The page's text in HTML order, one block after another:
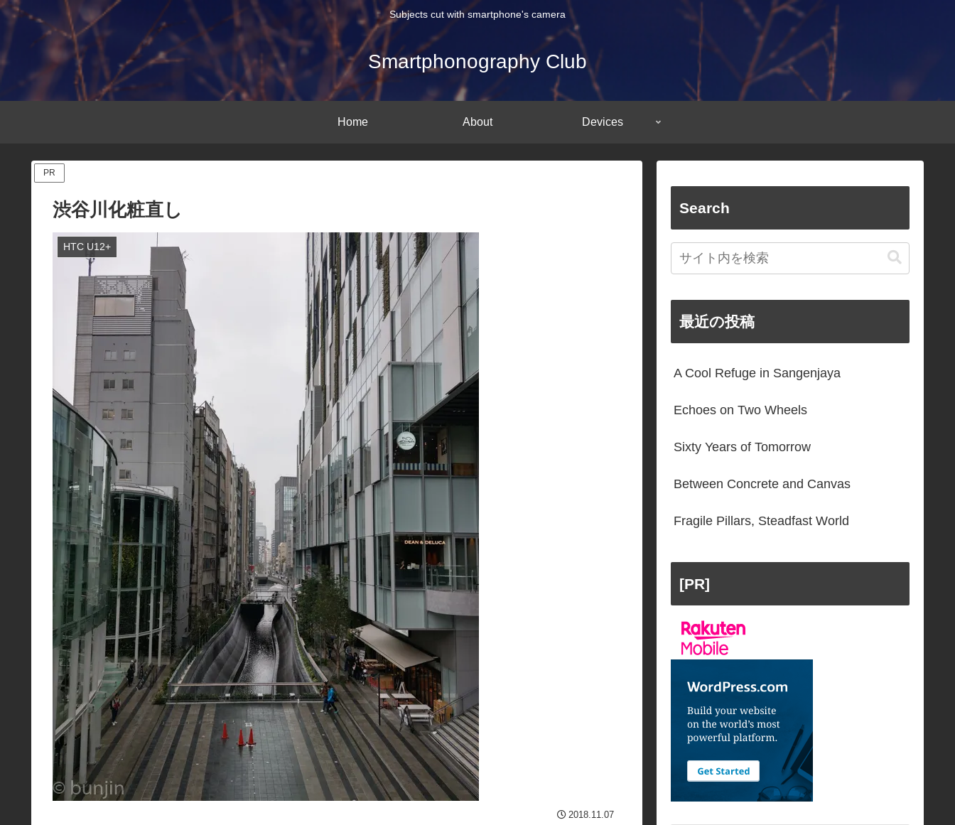
Subjects cut with smartphone's camera
Smartphonography Club
Home About Devices
PR
渋谷川化粧直し
HTC U12+
2018.11.07
Search
最近の投稿
A Cool Refuge in Sangenjaya
Echoes on Two Wheels
Sixty Years of Tomorrow
Between Concrete and Canvas
Fragile Pillars, Steadfast World
[PR]